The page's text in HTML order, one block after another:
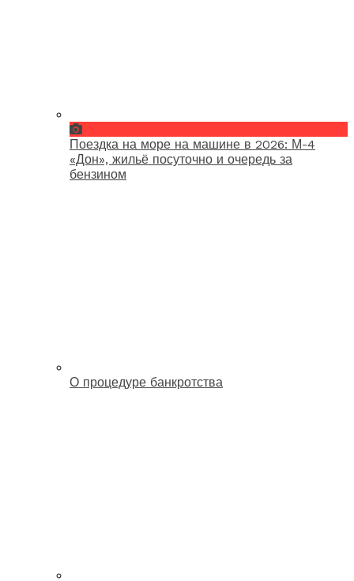
Поездка на море на машине в 2026: М-4
«Дон», жильё посуточно и очередь за
бензином
О процедуре банкротства